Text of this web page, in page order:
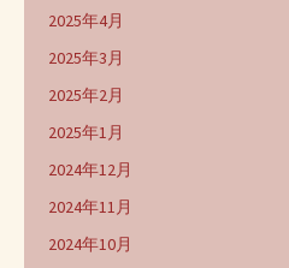
2025年4月
2025年3月
2025年2月
2025年1月
2024年12月
2024年11月
2024年10月